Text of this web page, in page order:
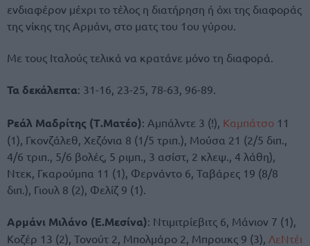
ενδιαφέρον μέχρι το τέλος η διατήρηση ή όχι της διαφοράς
της νίκης της Αρμάνι, στο ματς του 1ου γύρου.
Με τους Ιταλούς τελικά να κρατάνε μόνο τη διαφορά.
Τα δεκάλεπτα: 31-16, 23-25, 78-63, 96-89.
Ρεάλ Μαδρίτης (Τ.Ματέο): Αμπάλντε 3 (!), Καμπάτσο 11
(1), Γκονζάλεθ, Χεζόνια 8 (1/5 τριπ.), Μούσα 21 (2/5 διπ.,
4/6 τριπ., 5/6 βολές, 5 ριμπ., 3 ασίστ, 2 κλεψ., 4 λάθη),
Ντεκ, Γκαρούμπα 11 (1), Φερνάντο 6, Ταβάρες 19 (8/8
διπ.), Γιουλ 8 (2), Φελίζ 9 (1).
Αρμάνι Μιλάνο (Ε.Μεσίνα): Ντιμιτρίεβιτς 6, Μάνιον 7 (1),
Κοζέρ 13 (2), Τονούτ 2, Μπολμάρο 2, Μπρουκς 9 (3), ΛεΝτέι